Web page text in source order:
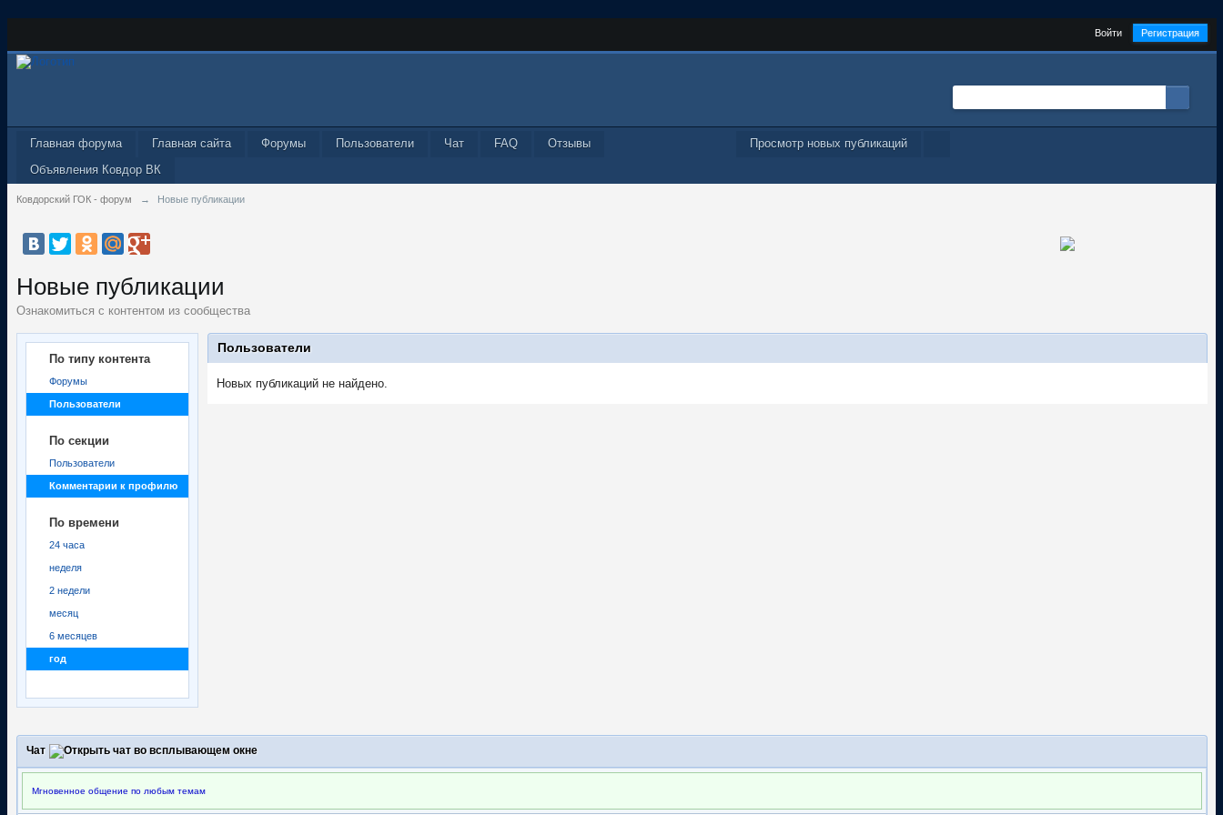
Войти Регистрация
Просмотр новых публикаций
Главная форума Главная сайта Форумы Пользователи Чат FAQ
Отзывы
Объявления Ковдор ВК
Ковдорский ГОК - форум → Новые публикации
Новые публикации
Ознакомиться с контентом из сообщества
По типу контента
Форумы
Пользователи
По секции
Пользователи
Комментарии к профилю
По времени
24 часа
неделя
2 недели
месяц
6 месяцев
год
Пользователи
Новых публикаций не найдено.
Чат
Мгновенное общение по любым темам